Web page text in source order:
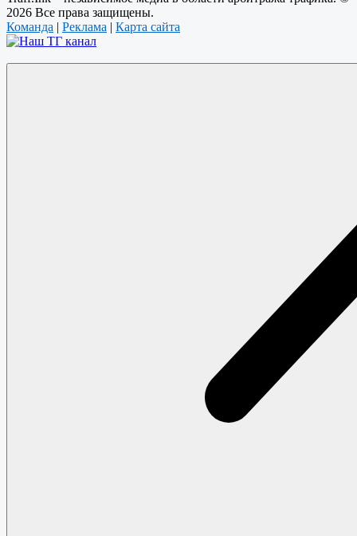
2026 Все права защищены.
Команда | Реклама | Карта сайта